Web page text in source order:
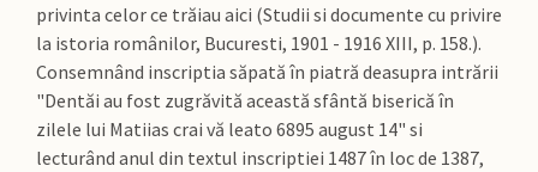
privinta celor ce trăiau aici (Studii si documente cu privire
la istoria românilor, Bucuresti, 1901 - 1916 XIII, p. 158.).
Consemnând inscriptia săpată în piatră deasupra intrării
"Dentăi au fost zugrăvită această sfântă biserică în
zilele lui Matiias crai vă leato 6895 august 14" si
lecturând anul din textul inscriptiei 1487 în loc de 1387,